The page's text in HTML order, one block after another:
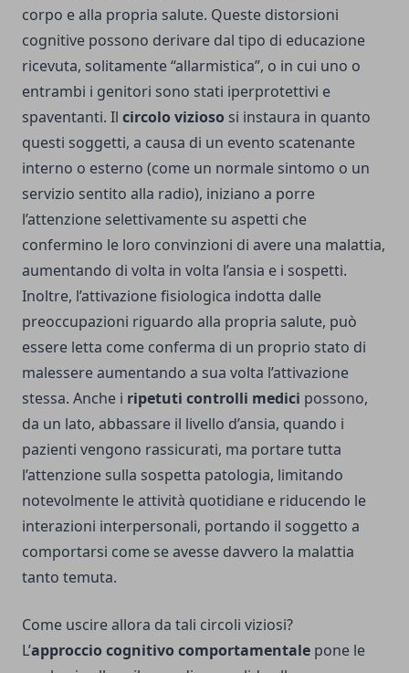
corpo e alla propria salute. Queste distorsioni
cognitive possono derivare dal tipo di educazione
ricevuta, solitamente “allarmistica”, o in cui uno o
entrambi i genitori sono stati iperprotettivi e
spaventanti. Il circolo vizioso si instaura in quanto
questi soggetti, a causa di un evento scatenante
interno o esterno (come un normale sintomo o un
servizio sentito alla radio), iniziano a porre
l’attenzione selettivamente su aspetti che
confermino le loro convinzioni di avere una malattia,
aumentando di volta in volta l’ansia e i sospetti.
Inoltre, l’attivazione fisiologica indotta dalle
preoccupazioni riguardo alla propria salute, può
essere letta come conferma di un proprio stato di
malessere aumentando a sua volta l’attivazione
stessa. Anche i ripetuti controlli medici possono,
da un lato, abbassare il livello d’ansia, quando i
pazienti vengono rassicurati, ma portare tutta
l’attenzione sulla sospetta patologia, limitando
notevolmente le attività quotidiane e riducendo le
interazioni interpersonali, portando il soggetto a
comportarsi come se avesse davvero la malattia
tanto temuta.
Come uscire allora da tali circoli viziosi?
L’approccio cognitivo comportamentale pone le